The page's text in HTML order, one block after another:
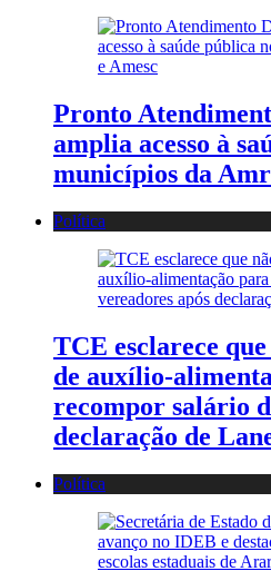
Pronto
amplia acesso à
municípios da
Política
TCE esclarece
de auxílio-
recompor salário
declaração de
Política